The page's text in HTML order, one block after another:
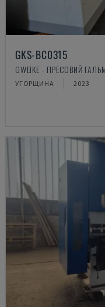
GKS-BC0315
GWEIKE - ПРЕСОВИЙ
УГОРЩИНА 2023